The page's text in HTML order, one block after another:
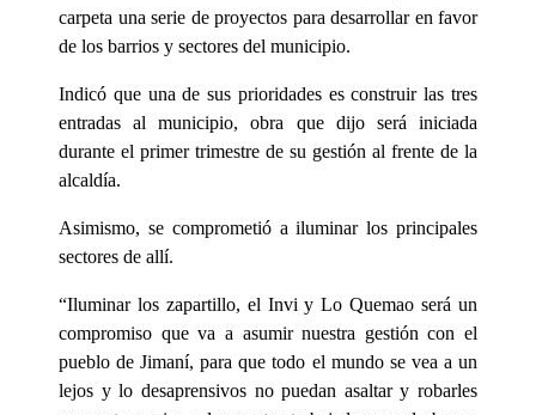
carpeta una serie de proyectos para desarrollar en favor
de los barrios y sectores del municipio.
Indicó que una de sus prioridades es construir las tres
entradas al municipio, obra que dijo será iniciada
durante el primer trimestre de su gestión al frente de la
alcaldía.
Asimismo, se comprometió a iluminar los principales
sectores de allí.
“Iluminar los zapartillo, el Invi y Lo Quemao será un
compromiso que va a asumir nuestra gestión con el
pueblo de Jimaní, para que todo el mundo se vea a un
lejos y lo desaprensivos no puedan asaltar y robarles